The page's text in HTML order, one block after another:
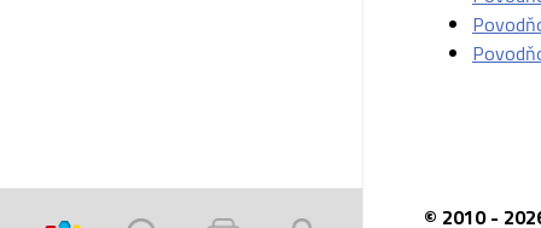
© 2010 -